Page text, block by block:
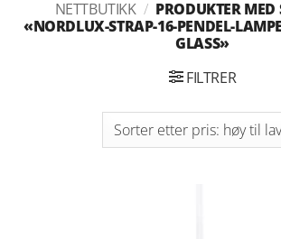
NETTBUTIKK / PRODUKTER
«NORDLUX-STRAP-16-PENDEL-
GLASS»
FILTRER